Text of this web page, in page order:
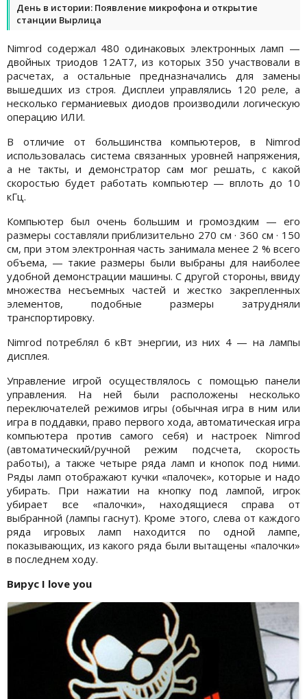
День в истории: Появление микрофона и открытие
станции Вырлица
Nimrod содержал 480 одинаковых электронных ламп —
двойных триодов 12AT7, из которых 350 участвовали в
расчетах, а остальные предназначались для замены
вышедших из строя. Дисплеи управлялись 120 реле, а
несколько германиевых диодов производили логическую
операцию ИЛИ.
В отличие от большинства компьютеров, в Nimrod
использовалась система связанных уровней напряжения,
а не такты, и демонстратор сам мог решать, с какой
скоростью будет работать компьютер — вплоть до 10
кГц.
Компьютер был очень большим и громоздким — его
размеры составляли приблизительно 270 см · 360 см · 150
см, при этом электронная часть занимала менее 2 % всего
объема, — такие размеры были выбраны для наиболее
удобной демонстрации машины. С другой стороны, ввиду
множества несъемных частей и жестко закрепленных
элементов, подобные размеры затрудняли
транспортировку.
Nimrod потреблял 6 кВт энергии, из них 4 — на лампы
дисплея.
Управление игрой осуществлялось с помощью панели
управления. На ней были расположены несколько
переключателей режимов игры (обычная игра в ним или
игра в поддавки, право первого хода, автоматическая игра
компьютера против самого себя) и настроек Nimrod
(автоматический/ручной режим подсчета, скорость
работы), а также четыре ряда ламп и кнопок под ними.
Ряды ламп отображают кучки «палочек», которые и надо
убирать. При нажатии на кнопку под лампой, игрок
убирает все «палочки», находящиеся справа от
выбранной (лампы гаснут). Кроме этого, слева от каждого
ряда игровых ламп находится по одной лампе,
показывающих, из какого ряда были вытащены «палочки»
в последнем ходу.
Вирус I love you